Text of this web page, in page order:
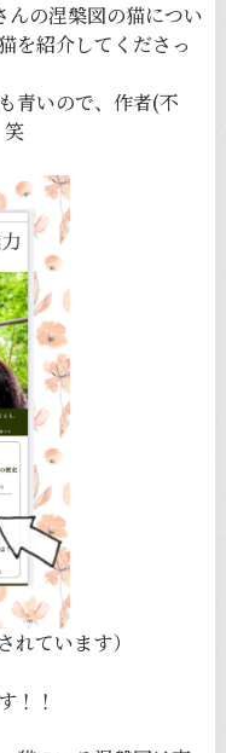
んの涅槃図の猫につい
を紹介してくださっ
青いので、作者(不
れています）
！！